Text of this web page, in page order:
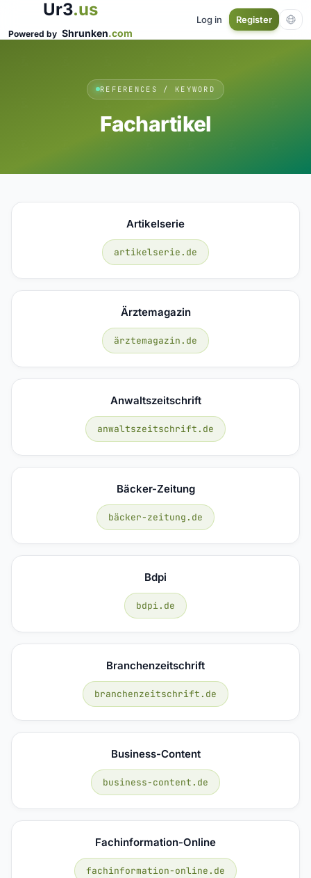
Ur3.us
Powered by Shrunken.com
Log in Register
REFERENCES / KEYWORD
Fachartikel
Artikelserie
artikelserie.de
Ärztemagazin
ärztemagazin.de
Anwaltszeitschrift
anwaltszeitschrift.de
Bäcker-Zeitung
bäcker-zeitung.de
Bdpi
bdpi.de
Branchenzeitschrift
branchenzeitschrift.de
Business-Content
business-content.de
Fachinformation-Online
fachinformation-online.de